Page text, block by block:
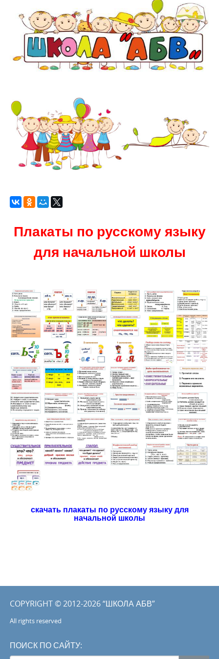
Плакаты по русскому языку
для начальной школы
скачать плакаты по русскому языку для
начальной школы
COPYRIGHT © 2012-2026 “ШКОЛА АБВ”
All rights reserved
ПОИСК ПО САЙТУ: